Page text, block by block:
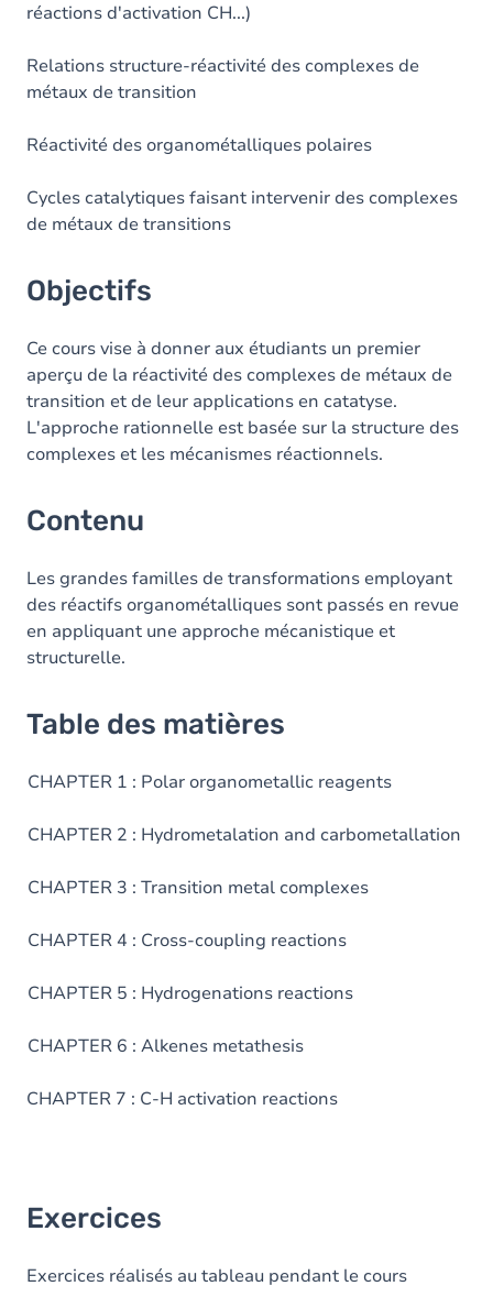
réactions d'activation CH...)
Relations structure-réactivité des complexes de
métaux de transition
Réactivité des organométalliques polaires
Cycles catalytiques faisant intervenir des complexes
de métaux de transitions
Objectifs
Ce cours vise à donner aux étudiants un premier
aperçu de la réactivité des complexes de métaux de
transition et de leur applications en catatyse.
L'approche rationnelle est basée sur la structure des
complexes et les mécanismes réactionnels.
Contenu
Les grandes familles de transformations employant
des réactifs organométalliques sont passés en revue
en appliquant une approche mécanistique et
structurelle.
Table des matières
CHAPTER 1 : Polar organometallic reagents
CHAPTER 2 : Hydrometalation and carbometallation
CHAPTER 3 : Transition metal complexes
CHAPTER 4 : Cross-coupling reactions
CHAPTER 5 : Hydrogenations reactions
CHAPTER 6 : Alkenes metathesis
CHAPTER 7 : C-H activation reactions
Exercices
Exercices réalisés au tableau pendant le cours